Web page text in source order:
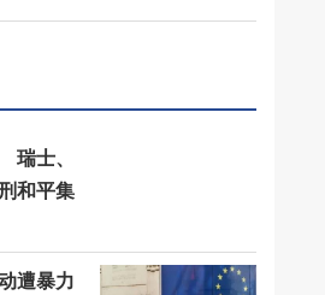
士、
和平集
遭暴力